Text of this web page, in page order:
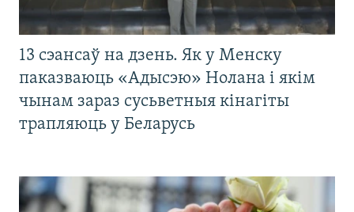
13 сэансаў на дзень. Як у Менску
паказваюць «Адысэю» Нолана і якім
чынам зараз сусьветныя кінагіты
трапляюць у Беларусь